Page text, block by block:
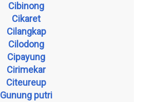
Cibinong
Cikaret
Cilangkap
Cilodong
Cipayung
Cirimekar
Citeureup
Gunung putri